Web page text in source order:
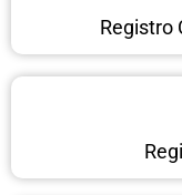
Registro